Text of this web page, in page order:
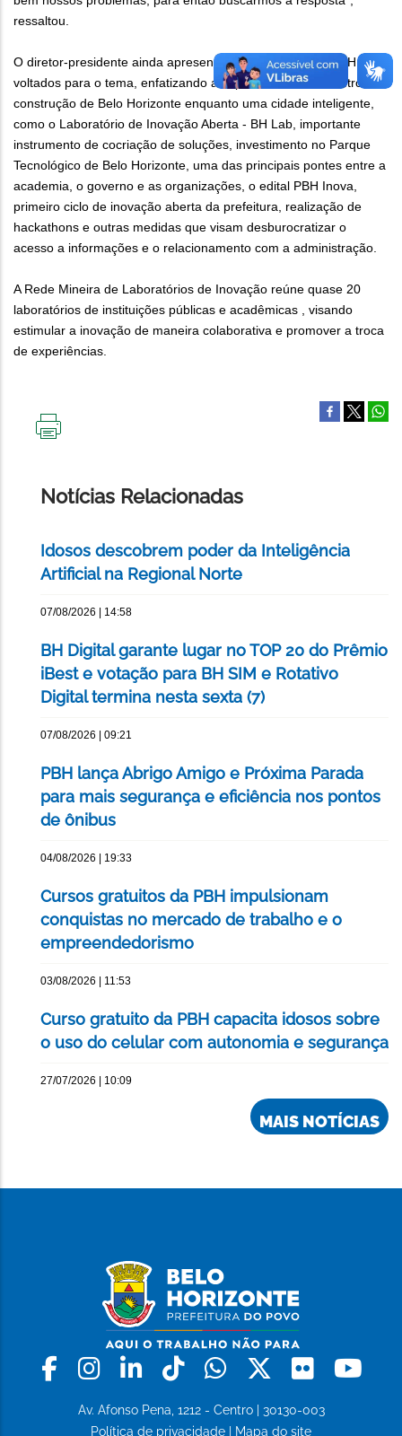
ressaltou.
O diretor-presidente ainda apresentou alguns cases da PBH
voltados para o tema, enfatizando a importância deles dentro da
construção de Belo Horizonte enquanto uma cidade inteligente,
como o Laboratório de Inovação Aberta - BH Lab, importante
instrumento de cocriação de soluções, investimento no Parque
Tecnológico de Belo Horizonte, uma das principais pontes entre a
academia, o governo e as organizações, o edital PBH Inova,
primeiro ciclo de inovação aberta da prefeitura, realização de
hackathons e outras medidas que visam desburocratizar o
acesso a informações e o relacionamento com a administração.
A Rede Mineira de Laboratórios de Inovação reúne quase 20
laboratórios de instituições públicas e acadêmicas , visando
estimular a inovação de maneira colaborativa e promover a troca
de experiências.
Notícias Relacionadas
Idosos descobrem poder da Inteligência
Artificial na Regional Norte
07/08/2026 | 14:58
BH Digital garante lugar no TOP 20 do Prêmio
iBest e votação para BH SIM e Rotativo
Digital termina nesta sexta (7)
07/08/2026 | 09:21
PBH lança Abrigo Amigo e Próxima Parada
para mais segurança e eficiência nos pontos
de ônibus
04/08/2026 | 19:33
Cursos gratuitos da PBH impulsionam
conquistas no mercado de trabalho e o
empreendedorismo
03/08/2026 | 11:53
Curso gratuito da PBH capacita idosos sobre
o uso do celular com autonomia e segurança
27/07/2026 | 10:09
MAIS NOTÍCIAS
Facebook
Instagram
LinkedinTiktokWhatsapp
X Flickr
Av. Afonso Pena, 1212 - Centro | 30130-003
Política de privacidade
Mapa do site